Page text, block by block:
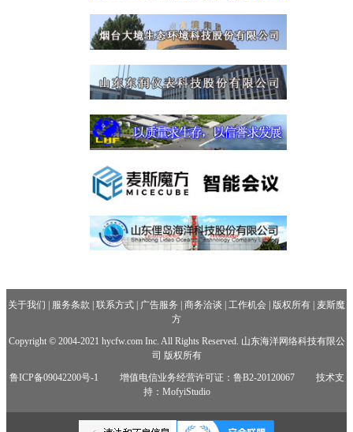
关于我们 服务条款 联系方式 广告服务 商务洽谈 工作机会 版权所有
麦斯魔
方
Copyright © 2004-2021 hycfw.com Inc. All Rights Reserved. 山东海洋网络科技有限公
司 版权所有
鲁ICP备09042200号-1
增值电信业务经营许可证：鲁B2-20120067
技术支
持：MofyiStudio